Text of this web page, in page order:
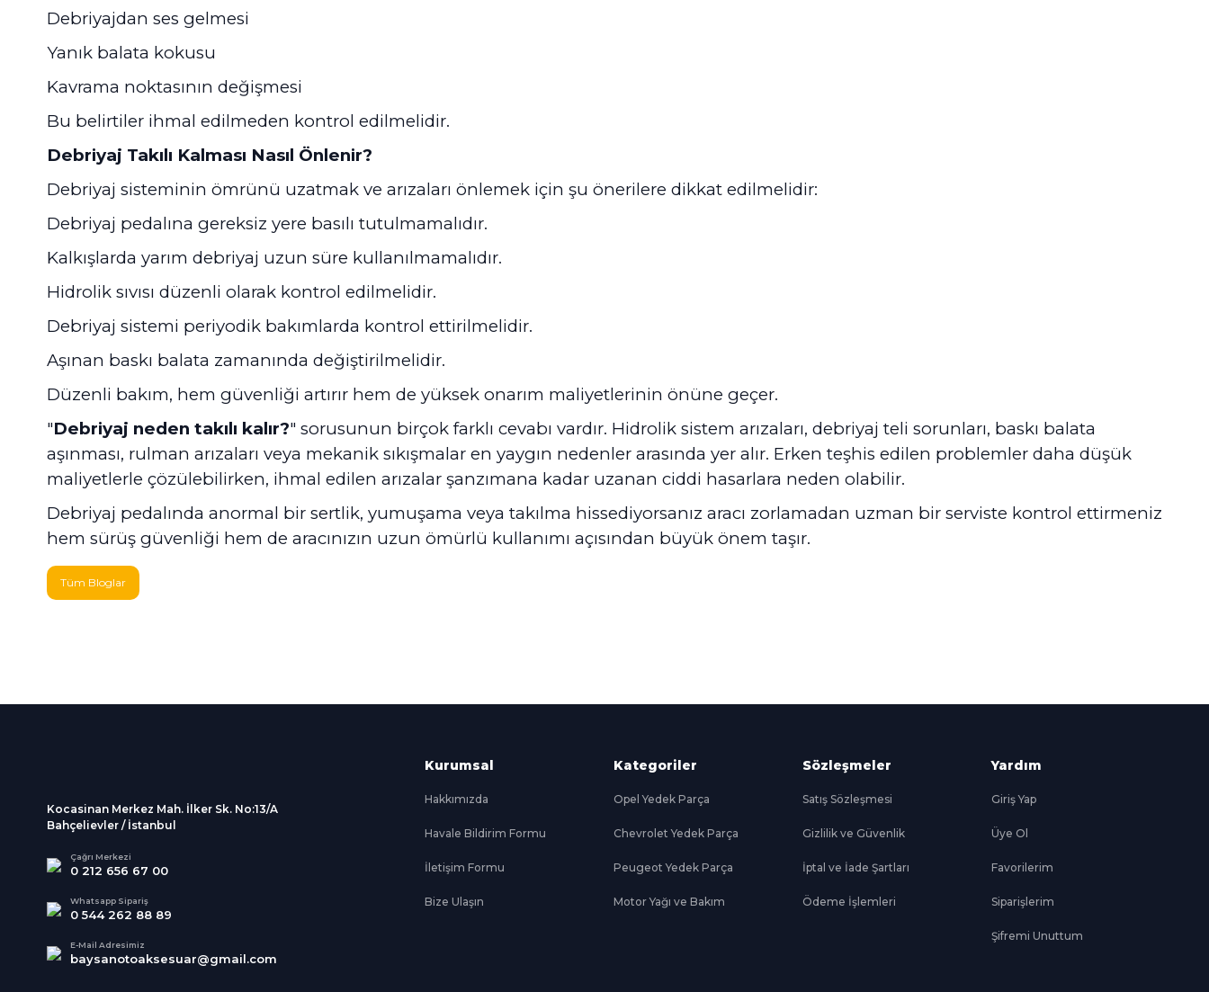
Debriyajdan ses gelmesi
Yanık balata kokusu
Kavrama noktasının değişmesi
Bu belirtiler ihmal edilmeden kontrol edilmelidir.
Debriyaj Takılı Kalması Nasıl Önlenir?
Debriyaj sisteminin ömrünü uzatmak ve arızaları önlemek için şu önerilere dikkat edilmelidir:
Debriyaj pedalına gereksiz yere basılı tutulmamalıdır.
Kalkışlarda yarım debriyaj uzun süre kullanılmamalıdır.
Hidrolik sıvısı düzenli olarak kontrol edilmelidir.
Debriyaj sistemi periyodik bakımlarda kontrol ettirilmelidir.
Aşınan baskı balata zamanında değiştirilmelidir.
Düzenli bakım, hem güvenliği artırır hem de yüksek onarım maliyetlerinin önüne geçer.
"Debriyaj neden takılı kalır?" sorusunun birçok farklı cevabı vardır. Hidrolik sistem arızaları, debriyaj teli sorunları, baskı balata
aşınması, rulman arızaları veya mekanik sıkışmalar en yaygın nedenler arasında yer alır. Erken teşhis edilen problemler daha düşük
maliyetlerle çözülebilirken, ihmal edilen arızalar şanzımana kadar uzanan ciddi hasarlara neden olabilir.
Debriyaj pedalında anormal bir sertlik, yumuşama veya takılma hissediyorsanız aracı zorlamadan uzman bir serviste kontrol ettirmeniz
hem sürüş güvenliği hem de aracınızın uzun ömürlü kullanımı açısından büyük önem taşır.
Tüm Bloglar
Kocasinan Merkez Mah. İlker Sk. No:13/A
Bahçelievler / İstanbul
Çağrı Merkezi
0 212 656 67 00
Whatsapp Sipariş
0 544 262 88 89
E-Mail Adresimiz
baysanotoaksesuar@gmail.com
Kurumsal
Hakkımızda
Havale Bildirim Formu
İletişim Formu
Bize Ulaşın
Kategoriler
Opel Yedek Parça
Chevrolet Yedek Parça
Peugeot Yedek Parça
Motor Yağı ve Bakım
Sözleşmeler
Satış Sözleşmesi
Gizlilik ve Güvenlik
İptal ve İade Şartları
Ödeme İşlemleri
Yardım
Giriş Yap
Üye Ol
Favorilerim
Siparişlerim
Şifremi Unuttum